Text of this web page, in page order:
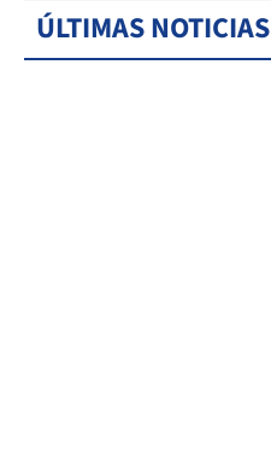
ÚLTIMAS NOTICIAS